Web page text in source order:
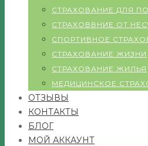
СТРАХОВАНИЕ ДЛЯ
СТРАХОВВНИЕ ОТ
СПОРТИВНОЕ
СТРАХОВАНИЕ ЖИЗНИ
СТРАХОВАНИЕ ЖИЛЬЯ
МЕДИЦИНСКОЕ
ОТЗЫВЫ
КОНТАКТЫ
БЛОГ
МОЙ АККАУНТ